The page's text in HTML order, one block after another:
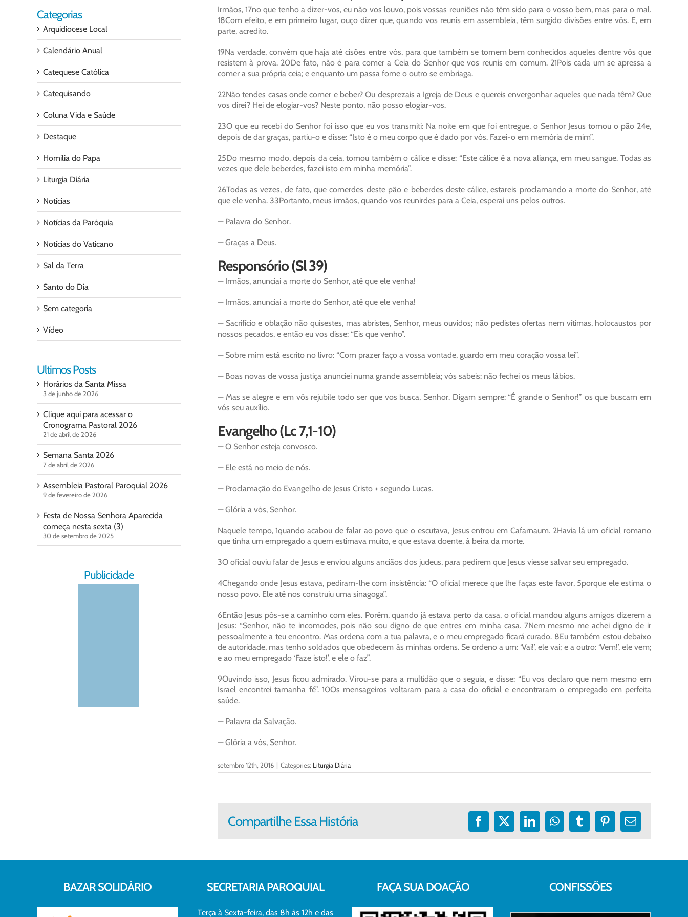
Irmãos, 17no que tenho a dizer-vos, eu não vos louvo, pois vossas reuniões não têm sido para o vosso bem, mas para o mal.
18Com efeito, e em primeiro lugar, ouço dizer que, quando vos reunis em assembleia, têm surgido divisões entre vós. E, em
parte, acredito.
19Na verdade, convém que haja até cisões entre vós, para que também se tornem bem conhecidos aqueles dentre vós que
resistem à prova. 20De fato, não é para comer a Ceia do Senhor que vos reunis em comum. 21Pois cada um se apressa a
comer a sua própria ceia; e enquanto um passa fome o outro se embriaga.
22Não tendes casas onde comer e beber? Ou desprezais a Igreja de Deus e quereis envergonhar aqueles que nada têm? Que
vos direi? Hei de elogiar-vos? Neste ponto, não posso elogiar-vos.
23O que eu recebi do Senhor foi isso que eu vos transmiti: Na noite em que foi entregue, o Senhor Jesus tomou o pão 24e,
depois de dar graças, partiu-o e disse: “Isto é o meu corpo que é dado por vós. Fazei-o em memória de mim”.
25Do mesmo modo, depois da ceia, tomou também o cálice e disse: “Este cálice é a nova aliança, em meu sangue. Todas as
vezes que dele beberdes, fazei isto em minha memória”.
26Todas as vezes, de fato, que comerdes deste pão e beberdes deste cálice, estareis proclamando a morte do Senhor, até
que ele venha. 33Portanto, meus irmãos, quando vos reunirdes para a Ceia, esperai uns pelos outros.
— Palavra do Senhor.
— Graças a Deus.
Responsório (Sl 39)
— Irmãos, anunciai a morte do Senhor, até que ele venha!
— Irmãos, anunciai a morte do Senhor, até que ele venha!
— Sacrifício e oblação não quisestes, mas abristes, Senhor, meus ouvidos; não pedistes ofertas nem vítimas, holocaustos por
nossos pecados, e então eu vos disse: “Eis que venho”.
— Sobre mim está escrito no livro: “Com prazer faço a vossa vontade, guardo em meu coração vossa lei”.
— Boas novas de vossa justiça anunciei numa grande assembleia; vós sabeis: não fechei os meus lábios.
— Mas se alegre e em vós rejubile todo ser que vos busca, Senhor. Digam sempre: “É grande o Senhor!” os que buscam em
vós seu auxílio.
Evangelho (Lc 7,1-10)
— O Senhor esteja convosco.
— Ele está no meio de nós.
— Proclamação do Evangelho de Jesus Cristo + segundo Lucas.
— Glória a vós, Senhor.
Naquele tempo, 1quando acabou de falar ao povo que o escutava, Jesus entrou em Cafarnaum. 2Havia lá um oficial romano
que tinha um empregado a quem estimava muito, e que estava doente, à beira da morte.
3O oficial ouviu falar de Jesus e enviou alguns anciãos dos judeus, para pedirem que Jesus viesse salvar seu empregado.
4Chegando onde Jesus estava, pediram-lhe com insistência: “O oficial merece que lhe faças este favor, 5porque ele estima o
nosso povo. Ele até nos construiu uma sinagoga”.
6Então Jesus pôs-se a caminho com eles. Porém, quando já estava perto da casa, o oficial mandou alguns amigos dizerem a
Jesus: “Senhor, não te incomodes, pois não sou digno de que entres em minha casa. 7Nem mesmo me achei digno de ir
pessoalmente a teu encontro. Mas ordena com a tua palavra, e o meu empregado ficará curado. 8Eu também estou debaixo
de autoridade, mas tenho soldados que obedecem às minhas ordens. Se ordeno a um: ‘Vai!’, ele vai; e a outro: ‘Vem!’, ele vem;
e ao meu empregado ‘Faze isto!’, e ele o faz”.
9Ouvindo isso, Jesus ficou admirado. Virou-se para a multidão que o seguia, e disse: “Eu vos declaro que nem mesmo em
Israel encontrei tamanha fé”. 10Os mensageiros voltaram para a casa do oficial e encontraram o empregado em perfeita
saúde.
— Palavra da Salvação.
— Glória a vós, Senhor.
setembro 12th, 2016 | Categories: Liturgia Diária
Compartilhe Essa História Facebook
X LinkedInWhatsApp
TumblrPinterest
E-
Categorias
Arquidiocese Local
Calendário Anual
Catequese Católica
Catequisando
Coluna Vida e Saúde
Destaque
Homilia do Papa
Liturgia Diária
Notícias
Notícias da Paróquia
Notícias do Vaticano
Sal da Terra
Santo do Dia
Sem categoria
Vídeo
Ultimos Posts
Horários da Santa Missa
3 de junho de 2026
Clique aqui para acessar o
Cronograma Pastoral 2026
21 de abril de 2026
Semana Santa 2026
7 de abril de 2026
Assembleia Pastoral Paroquial 2026
9 de fevereiro de 2026
Festa de Nossa Senhora Aparecida
começa nesta sexta (3)
30 de setembro de 2025
Publicidade
BAZAR SOLIDÁRIO SECRETARIA PAROQUIAL
Terça à Sexta-feira, das 8h às 12h e das
FAÇA SUA DOAÇÃO CONFISSÕES